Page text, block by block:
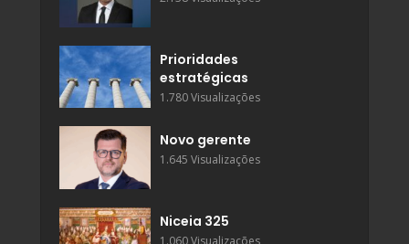
Prioridades
estratégicas
1.780 Visualizações
Novo gerente
1.645 Visualizações
Niceia 325